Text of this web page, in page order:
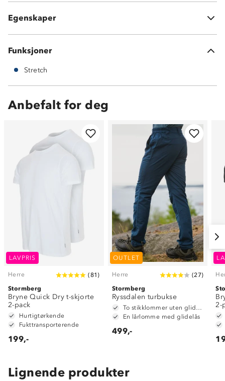
Egenskaper
Kontrastmateriale: 88% nylon, 12% elastan
Funksjoner
Stretch
Anbefalt for deg
LAVPRIS
Herre (81 )
Stormberg
Bryne Quick Dry t-skjorte
2-pack
Hurtigtørkende
Fukttransporterende
199,-
OUTLET
Herre (27)
Stormberg
Ryssdalen turbukse
En lårlomme med glidelås
499,-
2-
Lignende produkter